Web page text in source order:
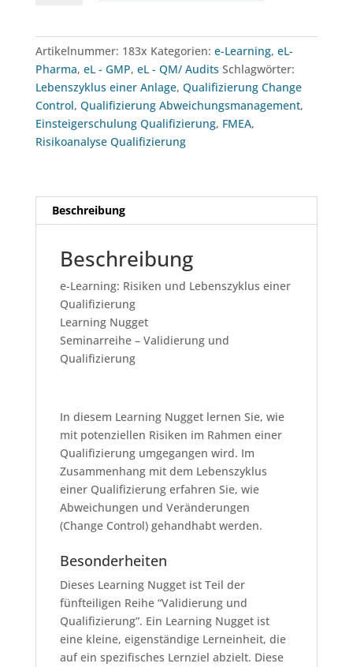
Lebenszyklus
einer
Qualifizierung
Artikelnummer: 183x Kategorien: e-Learning, eL-
Pharma, eL - GMP, eL - QM/ Audits Schlagwörter:
Lebenszyklus einer Anlage, Qualifizierung Change
Control, Qualifizierung Abweichungsmanagement,
Einsteigerschulung Qualifizierung, FMEA,
Risikoanalyse Qualifizierung
Beschreibung
Beschreibung
e-Learning: Risiken und Lebenszyklus einer
Qualifizierung
Learning Nugget
Seminarreihe – Validierung und
Qualifizierung
In diesem Learning Nugget lernen Sie, wie
mit potenziellen Risiken im Rahmen einer
Qualifizierung umgegangen wird. Im
Zusammenhang mit dem Lebenszyklus
einer Qualifizierung erfahren Sie, wie
Abweichungen und Veränderungen
(Change Control) gehandhabt werden.
Besonderheiten
Dieses Learning Nugget ist Teil der
fünfteiligen Reihe “Validierung und
Qualifizierung”. Ein Learning Nugget ist
eine kleine, eigenständige Lerneinheit, die
auf ein spezifisches Lernziel abzielt. Diese